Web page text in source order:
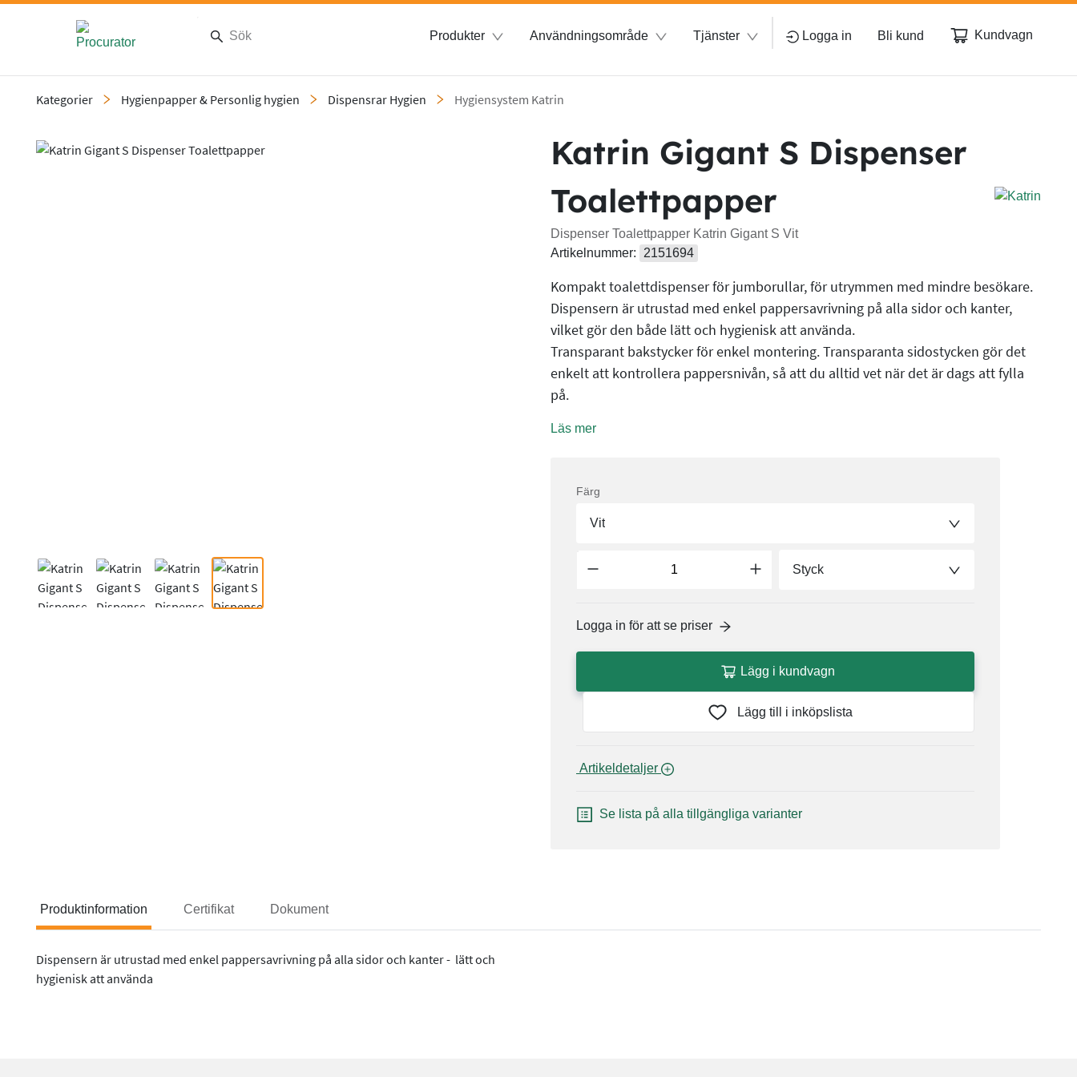
Produkter Användningsområde Tjänster Logga in Bli kund Kundvagn
Kategorier Hygienpapper & Personlig hygien Dispensrar Hygien Hygiensystem Katrin
Slide 4 of 4
Katrin Gigant S Dispenser
Toalettpapper
Dispenser Toalettpapper Katrin Gigant S Vit
Artikelnummer:
2151694
Kompakt toalettdispenser för jumborullar, för utrymmen med mindre besökare.
Dispensern är utrustad med enkel pappersavrivning på alla sidor och kanter,
vilket gör den både lätt och hygienisk att använda.
Transparant bakstycker för enkel montering. Transparanta sidostycken gör det
enkelt att kontrollera pappersnivån, så att du alltid vet när det är dags att fylla
på.
Läs mer
Färg
Vit
Styck
Logga in för att se priser
Lägg i kundvagn
Lägg till i inköpslista
Se lista på alla tillgängliga varianter
Produktinformation Certifikat Dokument
Produktinformation
Dispensern är utrustad med enkel pappersavrivning på alla sidor och kanter - lätt och
hygienisk att använda